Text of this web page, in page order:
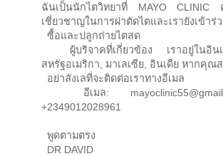
ฉันเป็นนักไตวิทยาที่ MAYO CLINIC
เชี่ยวชาญในการผ่าตัดไตและเรายังเข้าร่
ซื้อและปลูกถ่ายไตสด
ผู้บริจาคที่เกี่ยวข้อง เราอยู่ในอินเดี
สหรัฐอเมริกา, มาเลเซีย, อินเดีย หากคุณ
อย่าลังเลที่จะติดต่อเราทางอีเมล
อีเมล:
+2349012028961
พูดตามตรง
DR DAVID